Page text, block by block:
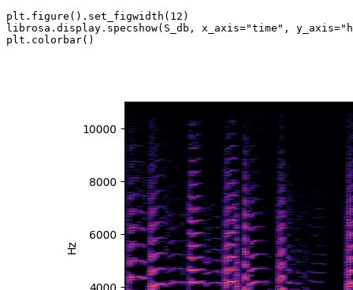
plt.figure().set_figwidth( 12 )
librosa.display.specshow(S_db, x_axis="time" , y_axis=
plt.colorbar()